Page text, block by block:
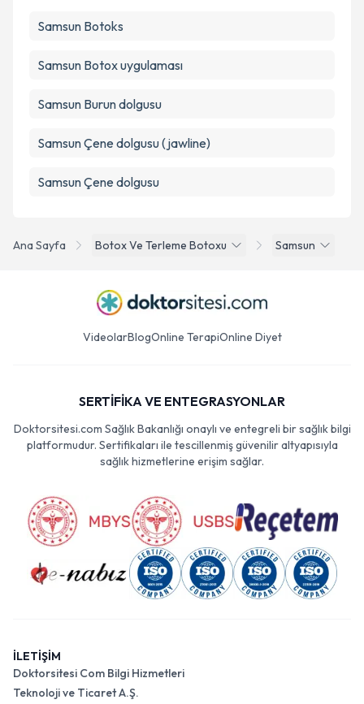
Ana Sayfa Botox Ve Terleme Botoxu Samsun
Samsun Botoks
Samsun Botox uygulaması
Samsun Burun dolgusu
Samsun Çene dolgusu (jawline)
Samsun Çene dolgusu
VideolarBlogOnline TerapiOnline Diyet
SERTİFİKA VE ENTEGRASYONLAR
Doktorsitesi.com Sağlık Bakanlığı onaylı ve entegreli bir sağlık bilgi
platformudur. Sertifikaları ile tescillenmiş güvenilir altyapısıyla
sağlık hizmetlerine erişim sağlar.
İLETİŞİM
Doktorsitesi Com Bilgi Hizmetleri
Teknoloji ve Ticaret A.Ş.